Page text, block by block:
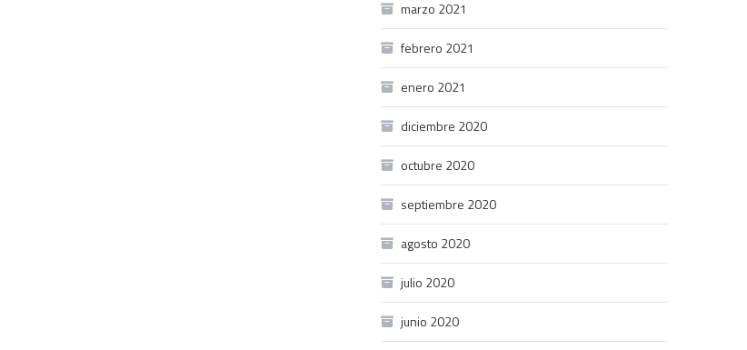
marzo 2021
febrero 2021
enero 2021
diciembre 2020
octubre 2020
septiembre 2020
agosto 2020
julio 2020
junio 2020